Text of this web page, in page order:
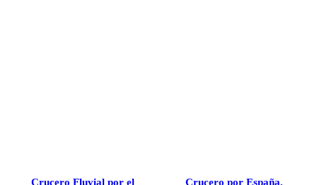
Crucero Fluvial por el
Crucero por España,